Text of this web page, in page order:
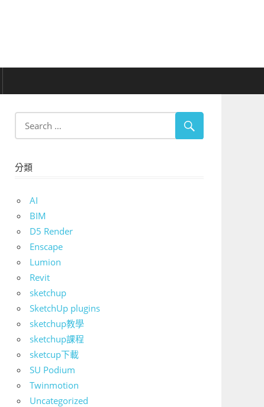
分類
AI
BIM
D5 Render
Enscape
Lumion
Revit
sketchup
SketchUp plugins
sketchup教學
sketchup課程
sketcup下載
SU Podium
Twinmotion
Uncategorized